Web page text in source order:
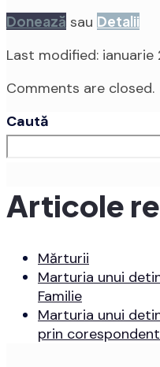
Donează sau Detalii
Last modified: ianuarie
Comments are closed.
Caută
Articole
Mărturii
Marturia unui
Familie
Marturia unui
prin